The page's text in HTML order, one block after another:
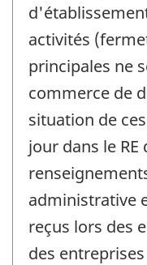
activités
principales ne
commerce de
situation de
jour dans le
administrative
reçus lors des
des